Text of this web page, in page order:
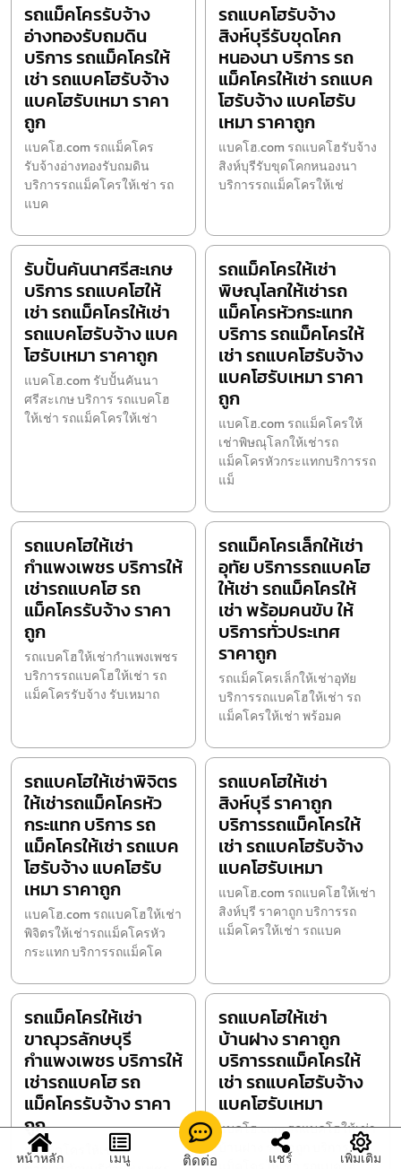
รถแม็คโครรับจ้าง
อ่างทองรับถมดิน
บริการ รถแม็คโครให้
เช่า รถแบคโฮรับจ้าง
แบคโฮรับเหมา ราคา
ถูก
แบคโฮ.com รถแม็คโคร
รับจ้างอ่างทองรับถมดิน
บริการรถแม็คโครให้เช่า รถ
แบค
รถแบคโฮรับจ้าง
สิงห์บุรีรับขุดโคก
หนองนา บริการ รถ
แม็คโครให้เช่า รถแบค
โฮรับจ้าง แบคโฮรับ
เหมา ราคาถูก
แบคโฮ.com รถแบคโฮรับจ้าง
สิงห์บุรีรับขุดโคกหนองนา
บริการรถแม็คโครให้เช่
รับปั้นคันนาศรีสะเกษ
บริการ รถแบคโฮให้
เช่า รถแม็คโครให้เช่า
รถแบคโฮรับจ้าง แบค
โฮรับเหมา ราคาถูก
แบคโฮ.com รับปั้นคันนา
ศรีสะเกษ บริการ รถแบคโฮ
ให้เช่า รถแม็คโครให้เช่า
รถแม็คโครให้เช่า
พิษณุโลกให้เช่ารถ
แม็คโครหัวกระแทก
บริการ รถแม็คโครให้
เช่า รถแบคโฮรับจ้าง
แบคโฮรับเหมา ราคา
ถูก
แบคโฮ.com รถแม็คโครให้
เช่าพิษณุโลกให้เช่ารถ
แม็คโครหัวกระแทกบริการรถ
แม็
รถแบคโฮให้เช่า
กำแพงเพชร บริการให้
เช่ารถแบคโฮ รถ
แม็คโครรับจ้าง ราคา
ถูก
รถแบคโฮให้เช่ากำแพงเพชร
บริการรถแบคโฮให้เช่า รถ
แม็คโครรับจ้าง รับเหมาถ
รถแม็คโครเล็กให้เช่า
อุทัย บริการรถแบคโฮ
ให้เช่า รถแม็คโครให้
เช่า พร้อมคนขับ ให้
บริการทั่วประเทศ
ราคาถูก
รถแม็คโครเล็กให้เช่าอุทัย
บริการรถแบคโฮให้เช่า รถ
แม็คโครให้เช่า พร้อมค
รถแบคโฮให้เช่าพิจิตร
ให้เช่ารถแม็คโครหัว
กระแทก บริการ รถ
แม็คโครให้เช่า รถแบค
โฮรับจ้าง แบคโฮรับ
เหมา ราคาถูก
แบคโฮ.com รถแบคโฮให้เช่า
พิจิตรให้เช่ารถแม็คโครหัว
กระแทก บริการรถแม็คโค
รถแบคโฮให้เช่า
สิงห์บุรี ราคาถูก
บริการรถแม็คโครให้
เช่า รถแบคโฮรับจ้าง
แบคโฮรับเหมา
แบคโฮ.com รถแบคโฮให้เช่า
สิงห์บุรี ราคาถูก บริการรถ
แม็คโครให้เช่า รถแบค
รถแม็คโครให้เช่า
ขาณุวรลักษบุรี
กำแพงเพชร บริการให้
เช่ารถแบคโฮ รถ
แม็คโครรับจ้าง ราคา
ถูก
รถแม็คโครให้เช่า
รถแบคโฮให้เช่า
บ้านฝาง ราคาถูก
บริการรถแม็คโครให้
เช่า รถแบคโฮรับจ้าง
แบคโฮรับเหมา
แบคโฮ.com รถแบคโฮให้เช่า
บ้านฝาง ราคาถูก บริการรถ
หน้าหลัก เมนู ติดต่อ แชร์ เพิ่มเติม